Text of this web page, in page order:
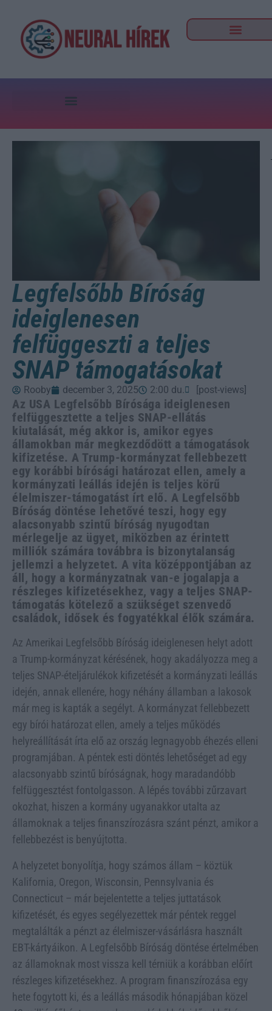
Legfelsőbb Bíróság
ideiglenesen
felfüggeszti a teljes
SNAP támogatásokat
Rooby december 3, 2025 2:00 du. [post-views]
Az USA Legfelsőbb Bírósága ideiglenesen
felfüggesztette a teljes SNAP-ellátás
kiutalását, még akkor is, amikor egyes
államokban már megkezdődött a támogatások
kifizetése. A Trump-kormányzat fellebbezett
egy korábbi bírósági határozat ellen, amely a
kormányzati leállás idején is teljes körű
élelmiszer-támogatást írt elő. A Legfelsőbb
Bíróság döntése lehetővé teszi, hogy egy
alacsonyabb szintű bíróság nyugodtan
mérlegelje az ügyet, miközben az érintett
milliók számára továbbra is bizonytalanság
jellemzi a helyzetet. A vita középpontjában az
áll, hogy a kormányzatnak van-e jogalapja a
részleges kifizetésekhez, vagy a teljes SNAP-
támogatás kötelező a szükséget szenvedő
családok, idősek és fogyatékkal élők számára.
Az Amerikai Legfelsőbb Bíróság ideiglenesen helyt adott
a Trump-kormányzat kérésének, hogy akadályozza meg a
teljes SNAP-ételjárulékok kifizetését a kormányzati leállás
idején, annak ellenére, hogy néhány államban a lakosok
már meg is kapták a segélyt. A kormányzat fellebbezett
egy bírói határozat ellen, amely a teljes működés
helyreállítását írta elő az ország legnagyobb éhezés elleni
programjában. A péntek esti döntés lehetőséget ad egy
alacsonyabb szintű bíróságnak, hogy maradandóbb
felfüggesztést fontolgasson. A lépés további zűrzavart
okozhat, hiszen a kormány ugyanakkor utalta az
államoknak a teljes finanszírozásra szánt pénzt, amikor a
fellebbezést is benyújtotta.
A helyzetet bonyolítja, hogy számos állam – köztük
Kalifornia, Oregon, Wisconsin, Pennsylvania és
Connecticut – már bejelentette a teljes juttatások
kifizetését, és egyes segélyezettek már péntek reggel
megtalálták a pénzt az élelmiszer-vásárlásra használt
EBT-kártyáikon. A Legfelsőbb Bíróság döntése értelmében
az államoknak most vissza kell térniük a korábban előírt
részleges kifizetésekhez. A program finanszírozása egy
hete fogytott ki, és a leállás második hónapjában közel